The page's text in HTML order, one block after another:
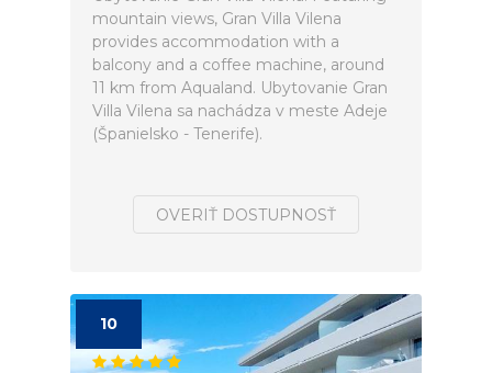
mountain views, Gran Villa Vilena
provides accommodation with a
balcony and a coffee machine, around
11 km from Aqualand. Ubytovanie Gran
Villa Vilena sa nachádza v meste Adeje
(Španielsko - Tenerife).
OVERIŤ DOSTUPNOSŤ
10